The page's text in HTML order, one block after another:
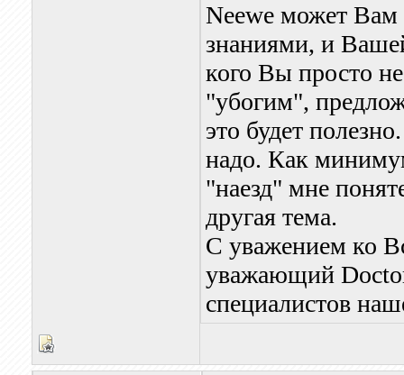
Neewe может Вам
знаниями, и
кого Вы просто
"убогим",
это будет
надо. Как
"наезд" мне
другая тема.
С уважением ко
уважающий
специалистов